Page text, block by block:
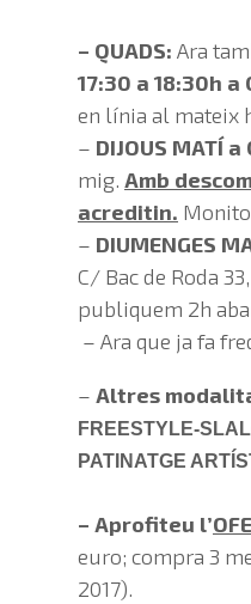
– QUADS: Ara
17:30 a 18:30h
en línia al mateix
– DIJOUS MATÍ a
mig. Amb
acreditin.
– DIUMENGES
C/ Bac de Roda
publiquem 2h
– Ara que ja fa
– Altres
FREESTYLE-
PATINATGE
– Aprofiteu l’
euro; compra 3
2017).